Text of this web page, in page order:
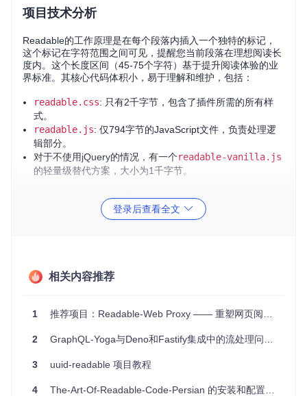
项目技术分析
Readable的工作原理是在每个段落内插入一个独特的标记，
这个标记在字符范围之间可见，提醒您当前段落在理想阅读长
度内。这个长度区间（45-75个字符）基于提升阅读体验的业
界标准。其核心代码体积小，易于理解和维护，包括：
readable.css: 只有2千字节，包含了插件所需的所有样
式。
readable.js: 仅794字节的JavaScript文件，负责处理逻
辑部分。
对于不使用jQuery的情况，有一个readable-vanilla.js
的轻量级替代方案，大小为1千字节。
项目及技术应用场景
户停留时间的网站来说，这是一个必不可少的工具。
易于实施 ：只需引入两个文件，即可轻松将Readable整合
到您的网站中。
兼容性广泛：支持jQuery和原生JavaScript两种方式，适应
可视化提示：鲜明的视觉指示器有助于判断段落是否符合最
登录后查看全文
相关内容推荐
1 推荐项目：Readable-Web Proxy —— 重塑网页阅读体验的神器
2 GraphQL-Yoga与Deno和Fastify集成中的流处理问题分析
3 uuid-readable 项目教程
4 The-Art-Of-Readable-Code-Persian 的安装和配置教程